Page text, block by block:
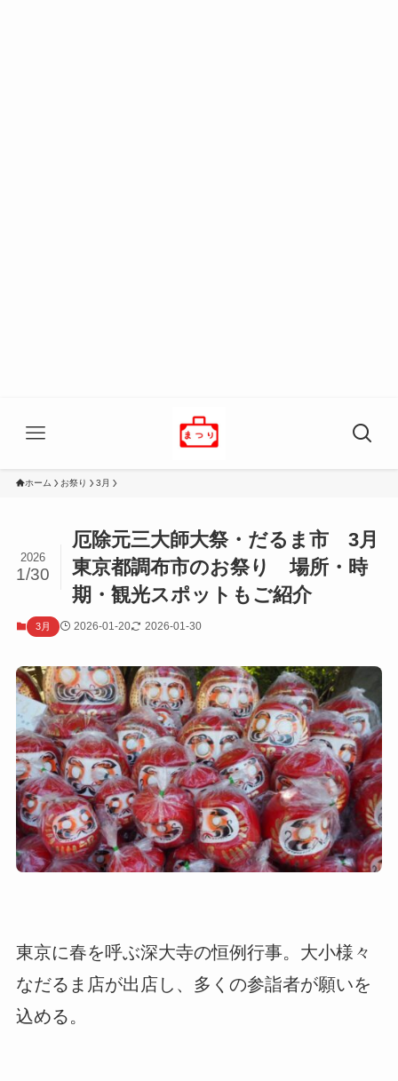
ホーム お祭り 3月
厄除元三大師大祭・だるま市 3月
東京都調布市のお祭り 場所・時
期・観光スポットもご紹介
2026
1/30
3月 2026-01-20 2026-01-30
東京に春を呼ぶ深大寺の恒例行事。大小様々
なだるま店が出店し、多くの参詣者が願いを
込める。